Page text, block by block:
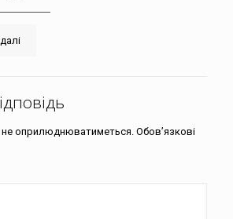
оприлюднюватиметься. Обов’язкові